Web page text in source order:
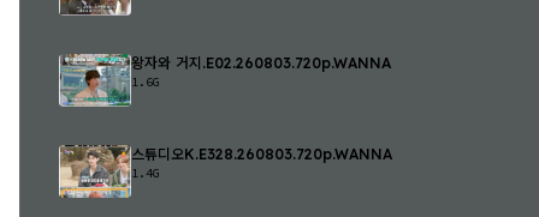
왕자와 거지.E02.260803.720p.WANNA
1.6G
스튜디오K.E328.260803.720p.WANNA
1.4G